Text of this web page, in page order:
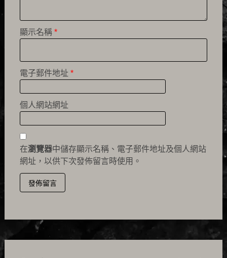
顯示名稱 *
電子郵件地址 *
個人網站網址
在瀏覽器中儲存顯示名稱、電子郵件地址及個人網站
網址，以供下次發佈留言時使用。